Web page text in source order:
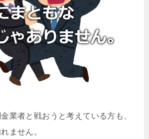
業者と戦おうと考えている方も、
ません。